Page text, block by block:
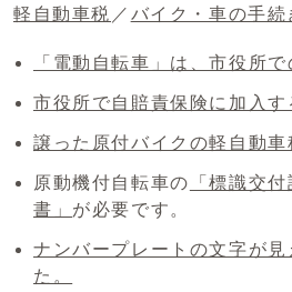
軽自動車税 ／ バイク・車の手続
「電動自転車」は、市役所
市役所で自賠責保険に加入す
譲った原付バイクの軽自動車
原動機付自転車の 「標識交付
書」 が必要です。
ナンバープレートの文字が
た。